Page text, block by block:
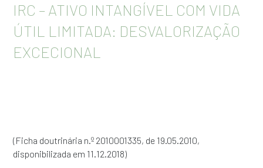
IRC – ATIVO INTANGÍVEL COM VIDA
ÚTIL LIMITADA: DESVALORIZAÇÃO
EXCECIONAL
(Ficha doutrinária n.º 2010001335, de 19.05.2010,
disponibilizada em 11.12.2018)